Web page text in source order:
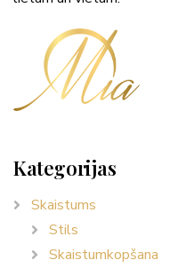
Kategorijas
Skaistums
Stils
Skaistumkopšana